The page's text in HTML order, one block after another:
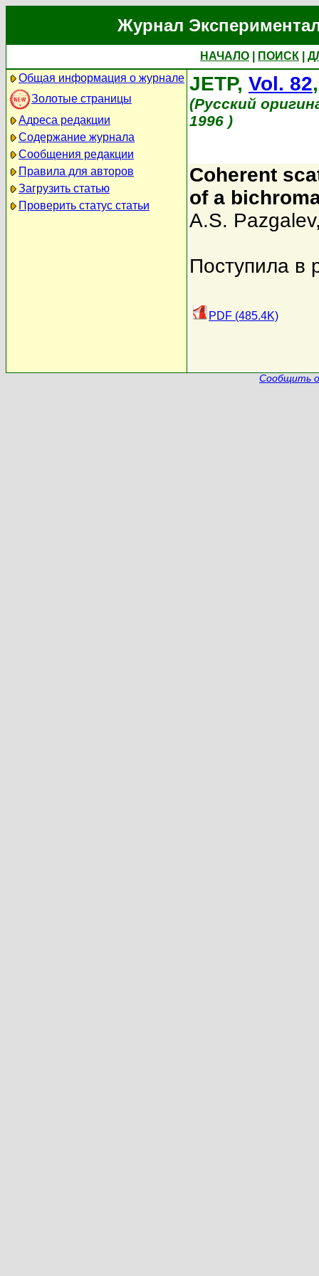
Журнал
НАЧАЛО ПОИСК
Общая информация о журнале
Золотые страницы
Адреса редакции
Содержание журнала
Сообщения редакции
Правила для авторов
Загрузить статью
Проверить статус статьи
JETP, Vol. 82
(Русский
1996 )
Coherent
of a
A.S. Pazgalev
Поступила в
PDF (485.4K)
Сообщить о